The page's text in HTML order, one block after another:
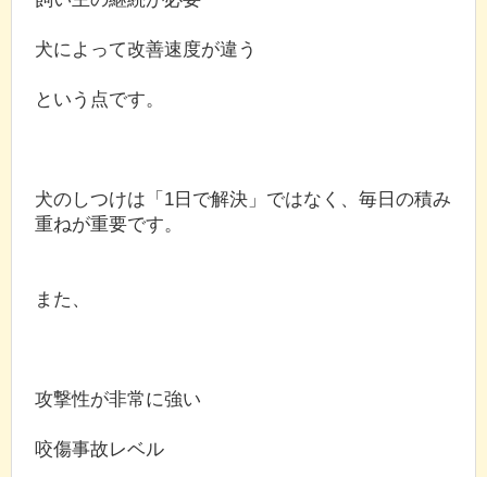
犬によって改善速度が違う
という点です。
犬のしつけは「1日で解決」ではなく、毎日の積み
重ねが重要です。
また、
攻撃性が非常に強い
咬傷事故レベル